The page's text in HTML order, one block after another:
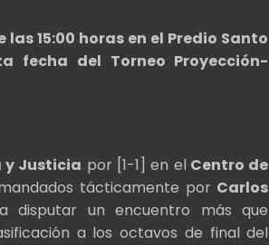
15:00 horas en el Predio Santo
fecha del Torneo Proyección-
y Justicia por [1-1] en el Centro de
tácticamente por Carlos
disputar un encuentro más que
a los octavos de final del